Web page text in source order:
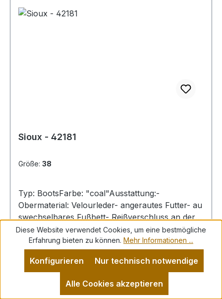
Sioux - 42181
Größe: 38
Typ: BootsFarbe: "coal"Ausstattung:-
Obermaterial: Velourleder- angerautes Futter- au
swechselbares Fußbett- Reißverschluss an der
Schaftinnenseite- Gummisohle mit Profil
Regulärer Preis:
Diese Website verwendet Cookies, um eine bestmögliche
Erfahrung bieten zu können. Mehr Informationen ...
Nur technisch notwendige
Konfigurieren
Alle Cookies akzeptieren